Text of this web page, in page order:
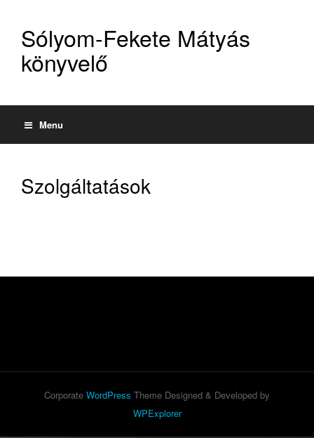
Sólyom-Fekete Mátyás
könyvelő
Menu
Szolgáltatások
Corporate WordPress Theme Designed & Developed by
WPExplorer